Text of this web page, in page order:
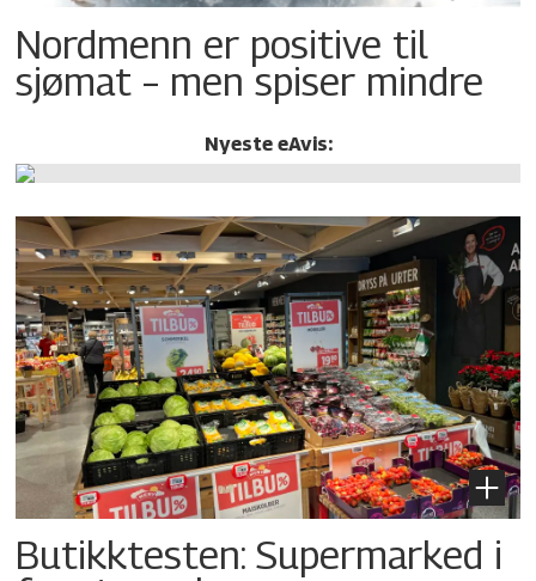
Nordmenn er positive til
sjømat – men spiser mindre
Nyeste eAvis:
Butikktesten: Supermarked i